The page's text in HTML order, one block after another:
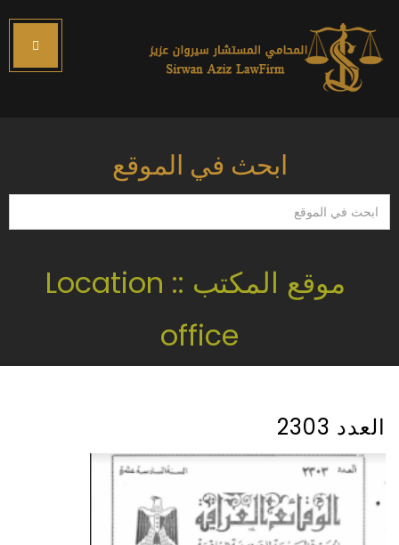
ابحث في الموقع
ابحث
في
موقع المكتب :: Location
office
العدد 2303